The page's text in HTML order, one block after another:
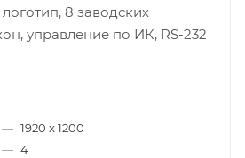
логотип, 8 заводских
управление по ИК, RS-232
— 1920 x 1200
— 4